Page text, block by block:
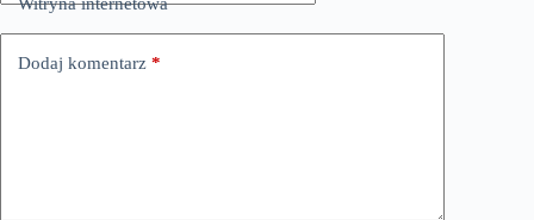
Dodaj komentarz *